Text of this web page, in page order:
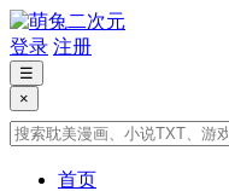
登录 注册
☰
×
首页